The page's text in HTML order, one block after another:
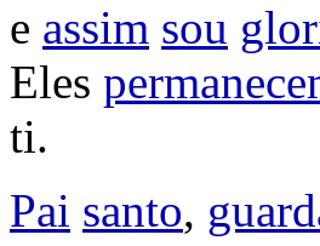
e assim sou
Eles
ti.
Pai santo,